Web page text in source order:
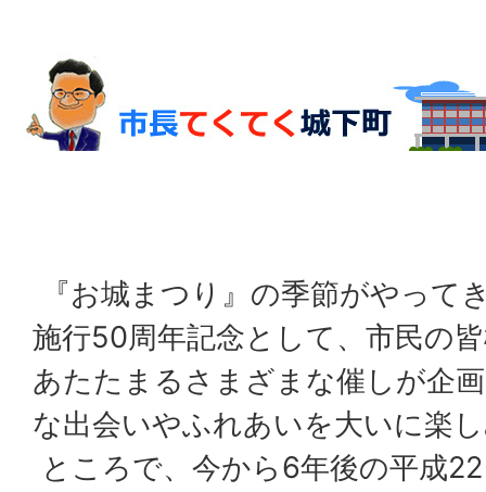
『お城まつり』の季節がやって
施行50周年記念として、市民の
あたたまるさまざまな催しが企
な出会いやふれあいを大いに楽
ところで、今から6年後の平成